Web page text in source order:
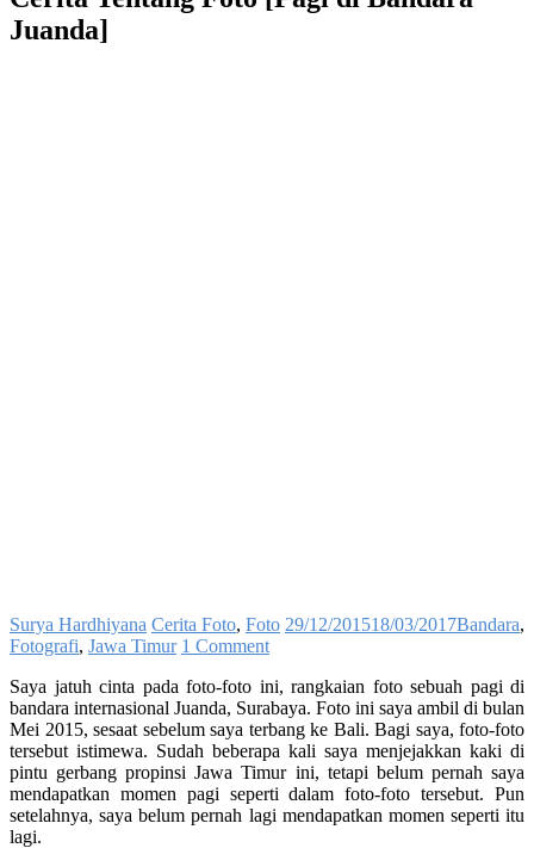
Juanda]
Surya Hardhiyana Cerita Foto, Foto 29/12/201518/03/2017Bandara,
Fotografi, Jawa Timur 1 Comment
Saya jatuh cinta pada foto-foto ini, rangkaian foto sebuah pagi di
bandara internasional Juanda, Surabaya. Foto ini saya ambil di bulan
Mei 2015, sesaat sebelum saya terbang ke Bali. Bagi saya, foto-foto
tersebut istimewa. Sudah beberapa kali saya menjejakkan kaki di
pintu gerbang propinsi Jawa Timur ini, tetapi belum pernah saya
mendapatkan momen pagi seperti dalam foto-foto tersebut. Pun
setelahnya, saya belum pernah lagi mendapatkan momen seperti itu
lagi.